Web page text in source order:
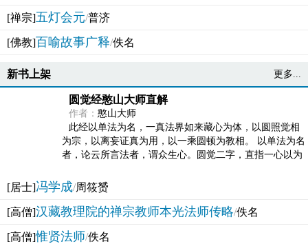
[禅宗]五灯会元/普济
[佛教]百喻故事广释/佚名
新书上架 更多...
圆觉经憨山大师直解
作者： 憨山大师
此经以单法为名，一真法界如来藏心为体，以圆照觉相
为宗，以离妄证真为用，以一乘圆顿为教相。 以单法为名
者，论云所言法者，谓众生心。圆觉二字，直指一心以为
[居士]冯学成/周筱赟
[高僧]汉藏教理院的禅宗教师本光法师传略/佚名
[高僧]惟贤法师/佚名